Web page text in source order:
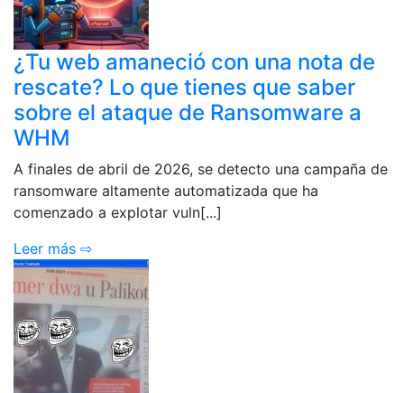
¿Tu web amaneció con una nota de
rescate? Lo que tienes que saber
sobre el ataque de Ransomware a
WHM
A finales de abril de 2026, se detecto una campaña de
ransomware altamente automatizada que ha
comenzado a explotar vuln[...]
Leer más ⇨